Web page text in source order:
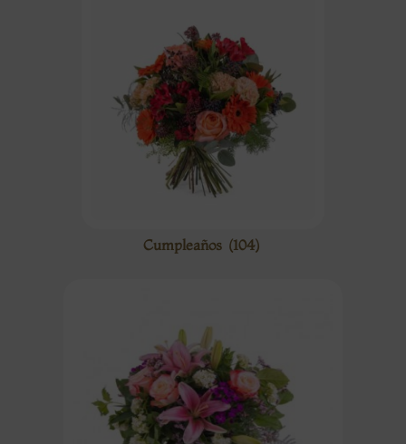
Cumpleaños (104)